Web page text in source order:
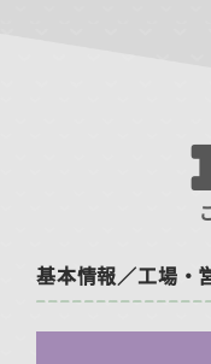
基本情報／工場・